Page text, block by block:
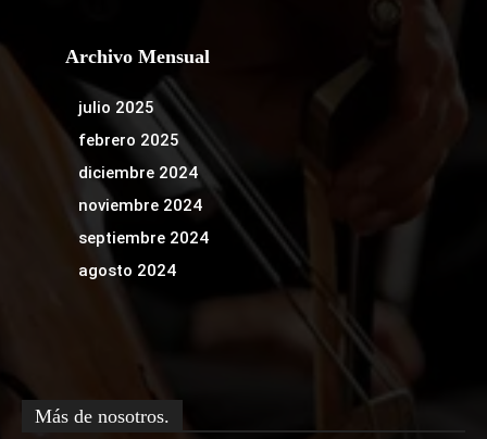
Archivo Mensual
julio 2025
febrero 2025
diciembre 2024
noviembre 2024
septiembre 2024
agosto 2024
Más de nosotros.